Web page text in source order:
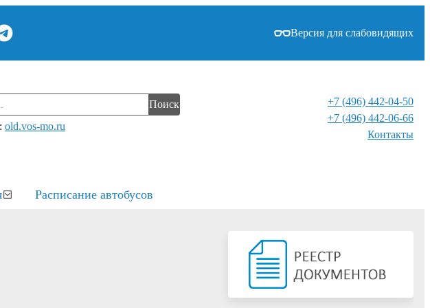
Версия для слабовидящих
Поиск
old.vos-mo.ru
+7 (496) 442-04-50
+7 (496) 442-06-66
Контакты⁠
Расписание автобусов